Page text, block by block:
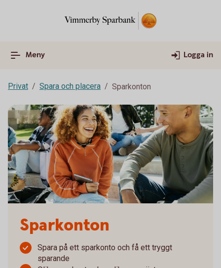
Meny Logga in
Privat Spara och placera Sparkonton
Sparkonton
Spara på ett sparkonto och få ett tryggt
sparande